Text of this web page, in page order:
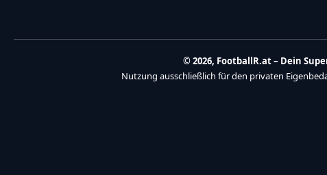
© 2026, FootballR.at – Dein
Nutzung ausschließlich für den privaten